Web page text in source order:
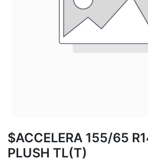
$ACCELERA 155/65
PLUSH TL(T)